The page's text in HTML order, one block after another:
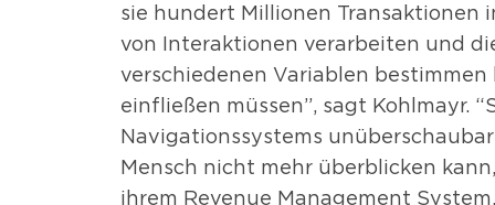
sie hundert Millionen Transaktionen
von Interaktionen verarbeiten und
verschiedenen Variablen
einfließen müssen”, sagt Kohlmayr.
Navigationssystems
Mensch nicht mehr überblicken
ihrem Revenue Management